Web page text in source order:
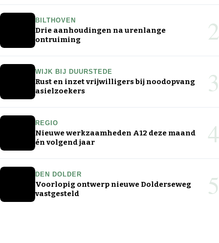
BILTHOVEN
Drie aanhoudingen na urenlange
ontruiming
2
WIJK BIJ DUURSTEDE
Rust en inzet vrijwilligers bij noodopvang
asielzoekers
3
REGIO
Nieuwe werkzaamheden A12 deze maand
én volgend jaar
4
DEN DOLDER
Voorlopig ontwerp nieuwe Dolderseweg
vastgesteld
5